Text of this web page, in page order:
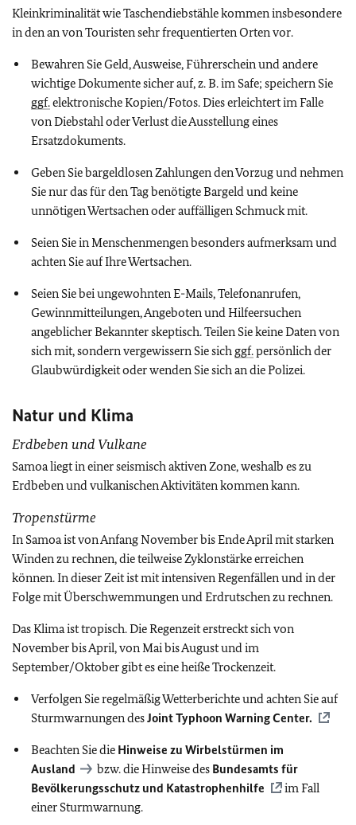
Kleinkriminalität wie Taschendiebstähle kommen insbesondere
in den an von Touristen sehr frequentierten Orten vor.
Bewahren Sie Geld, Ausweise, Führerschein und andere
wichtige Dokumente sicher auf, z. B. im Safe; speichern Sie
ggf.elektronische Kopien/Fotos. Dies erleichtert im Falle
von Diebstahl oder Verlust die Ausstellung eines
Ersatzdokuments.
Geben Sie bargeldlosen Zahlungen den Vorzug und nehmen
Sie nur das für den Tag benötigte Bargeld und keine
unnötigen Wertsachen oder auffälligen Schmuck mit.
Seien Sie in Menschenmengen besonders aufmerksam und
achten Sie auf Ihre Wertsachen.
Seien Sie bei ungewohnten E-Mails, Telefonanrufen,
Gewinnmitteilungen, Angeboten und Hilfeersuchen
angeblicher Bekannter skeptisch. Teilen Sie keine Daten von
sich mit, sondern vergewissern Sie sich ggf.persönlich der
Glaubwürdigkeit oder wenden Sie sich an die Polizei.
Natur und Klima
Erdbeben und Vulkane
Samoa liegt in einer seismisch aktiven Zone, weshalb es zu
Erdbeben und vulkanischen Aktivitäten kommen kann.
Tropenstürme
In Samoa ist von Anfang November bis Ende April mit starken
Winden zu rechnen, die teilweise Zyklonstärke erreichen
können. In dieser Zeit ist mit intensiven Regenfällen und in der
Folge mit Überschwemmungen und Erdrutschen zu rechnen.
Das Klima ist tropisch. Die Regenzeit erstreckt sich von
November bis April, von Mai bis August und im
September/Oktober gibt es eine heiße Trockenzeit.
Verfolgen Sie regelmäßig Wetterberichte und achten Sie auf
Sturmwarnungen desJoint Typhoon Warning Center.
Beachten Sie die Hinweise zu Wirbelstürmen im
Ausland
bzw. die Hinweise des Bundesamts für
Bevölkerungsschutz und Katastrophenhilfe
im Fall
einer Sturmwarnung.